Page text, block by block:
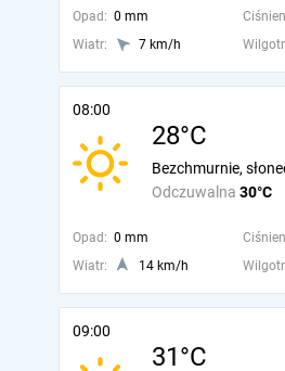
Opad: 0 mm
Wiatr:
7 km/h
08:00
28°C
Odczuwalna 30°C
Bezchmurnie,
Opad: 0 mm
Wiatr:
14 km/h
09:00
31°C